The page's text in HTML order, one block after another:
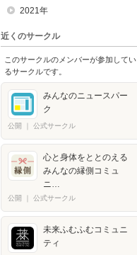
2021年
近くのサークル
このサークルのメンバーが参加してい
るサークルです。
みんなのニュースパー
ク
公開 公式サークル
心と身体をととのえる
みんなの縁側コミュ
ニ…
公開 公式サークル
未来ふむふむコミュニ
ティ